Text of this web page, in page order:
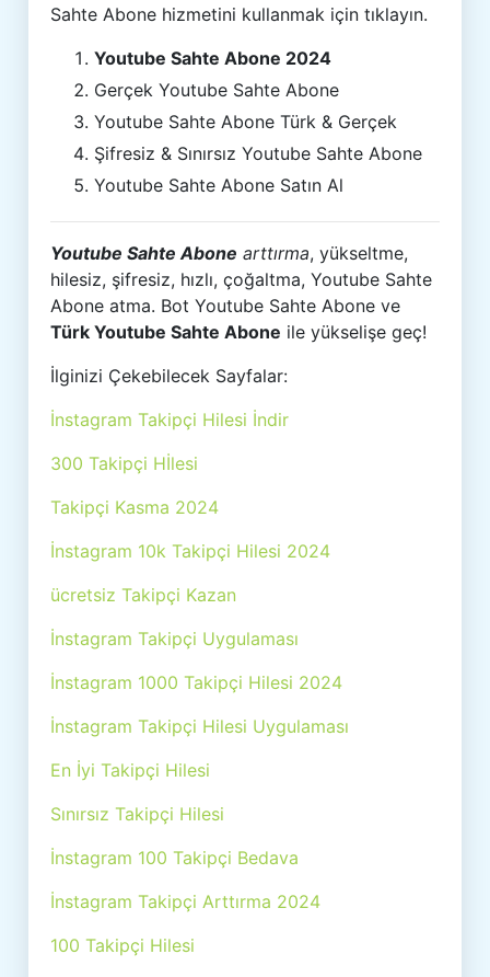
Sahte Abone hizmetini kullanmak için tıklayın.
Youtube Sahte Abone 2024
Gerçek Youtube Sahte Abone
Youtube Sahte Abone Türk & Gerçek
Şifresiz & Sınırsız Youtube Sahte Abone
Youtube Sahte Abone Satın Al
Youtube Sahte Abone arttırma, yükseltme,
hilesiz, şifresiz, hızlı, çoğaltma, Youtube Sahte
Abone atma. Bot Youtube Sahte Abone ve
Türk Youtube Sahte Abone ile yükselişe geç!
İlginizi Çekebilecek Sayfalar:
İnstagram Takipçi Hilesi İndir
300 Takipçi Hİlesi
Takipçi Kasma 2024
İnstagram 10k Takipçi Hilesi 2024
ücretsiz Takipçi Kazan
İnstagram Takipçi Uygulaması
İnstagram 1000 Takipçi Hilesi 2024
İnstagram Takipçi Hilesi Uygulaması
En İyi Takipçi Hilesi
Sınırsız Takipçi Hilesi
İnstagram 100 Takipçi Bedava
İnstagram Takipçi Arttırma 2024
100 Takipçi Hilesi